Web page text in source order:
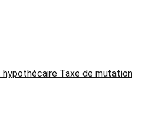
Taxe de mutation